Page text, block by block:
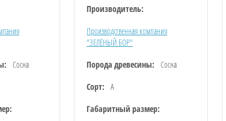
Сосна
Производитель:
Производственная компания
"ЗЕЛЁНЫЙ БОР"
Порода древесины: Сосна
Сорт: А
Габаритный размер: